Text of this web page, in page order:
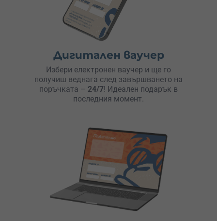
Дигитален ваучер
Избери електронен ваучер и ще го
получиш веднага след завършването на
поръчката – 24/7! Идеален подарък в
последния момент.